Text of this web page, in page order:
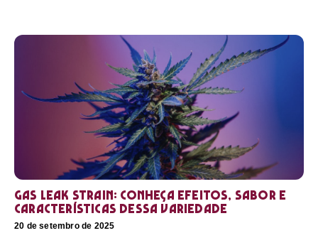
Gas Leak strain: conheça efeitos, sabor e
características dessa variedade
20 de setembro de 2025